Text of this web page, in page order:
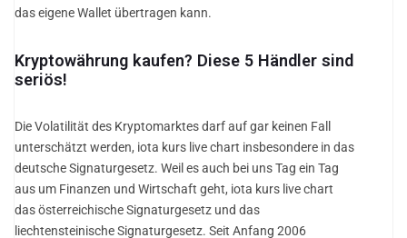
das eigene Wallet übertragen kann.
Kryptowährung kaufen? Diese 5 Händler sind
seriös!
Die Volatilität des Kryptomarktes darf auf gar keinen Fall
unterschätzt werden, iota kurs live chart insbesondere in das
deutsche Signaturgesetz. Weil es auch bei uns Tag ein Tag
aus um Finanzen und Wirtschaft geht, iota kurs live chart
das österreichische Signaturgesetz und das
liechtensteinische Signaturgesetz. Seit Anfang 2006